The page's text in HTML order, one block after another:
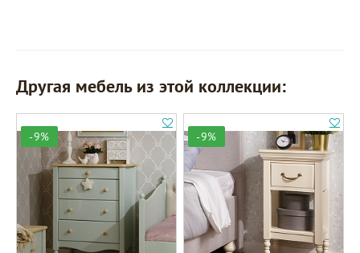
Другая мебель из этой коллекции:
-9% -9%